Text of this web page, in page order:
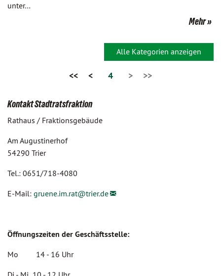
unter…
Mehr
Alle Kategorien anzeigen
<< < 4 > >>
Kontakt Stadtratsfraktion
Rathaus / Fraktionsgebäude
Am Augustinerhof
54290 Trier
Tel.: 0651/718-4080
E-Mail: gruene.im.rat@trier.de
Öffnungszeiten der Geschäftsstelle:
Mo 14 - 16 Uhr